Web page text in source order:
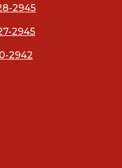
2945
2945
2942